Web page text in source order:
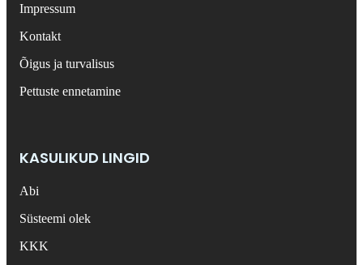
Impressum
Kontakt
Õigus ja turvalisus
Pettuste ennetamine
KASULIKUD LINGID
Abi
Süsteemi olek
KKK